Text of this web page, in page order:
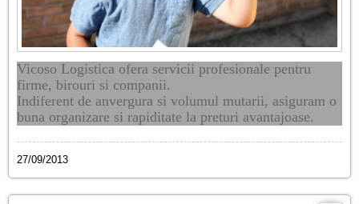
Vicoso Logistica ofera servicii profesionale pentru
firme, birouri si companii.
Indiferent de anvergura si volumul mutarii, asiguram o
buna organizare si rapiditate la preturi avantajoase.
27/09/2013